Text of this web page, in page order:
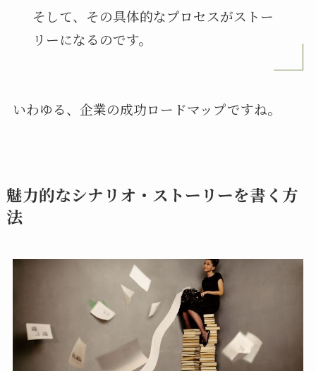
そして、その具体的なプロセスがストー
リーになるのです。
いわゆる、企業の成功ロードマップですね。
魅力的なシナリオ・ストーリーを書く方
法